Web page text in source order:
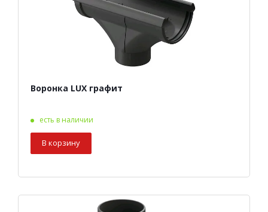
Воронка LUX графит
есть в наличии
В корзину